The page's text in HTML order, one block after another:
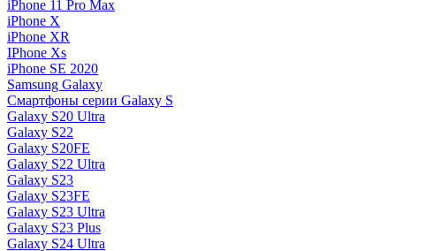
iPhone 11 Pro Max
iPhone X
iPhone XR
IPhone Xs
iPhone SE 2020
Samsung Galaxy
Смартфоны серии Galaxy S
Galaxy S20 Ultra
Galaxy S22
Galaxy S20FE
Galaxy S22 Ultra
Galaxy S23
Galaxy S23FE
Galaxy S23 Ultra
Galaxy S23 Plus
Galaxy S24 Ultra